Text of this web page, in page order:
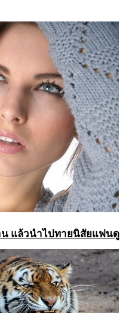
น แล้วนำไปทายนิสัยแฟนดู